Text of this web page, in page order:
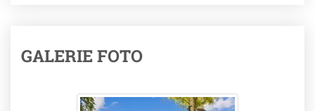
GALERIE FOTO